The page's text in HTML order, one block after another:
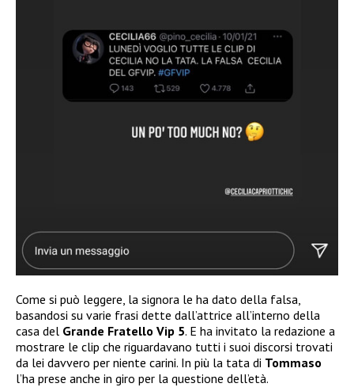
Come si può leggere, la signora le ha dato della falsa,
basandosi su varie frasi dette dall’attrice all’interno della
casa del Grande Fratello Vip 5. E ha invitato la redazione a
mostrare le clip che riguardavano tutti i suoi discorsi trovati
da lei davvero per niente carini. In più la tata di Tommaso
l’ha prese anche in giro per la questione dell’età.